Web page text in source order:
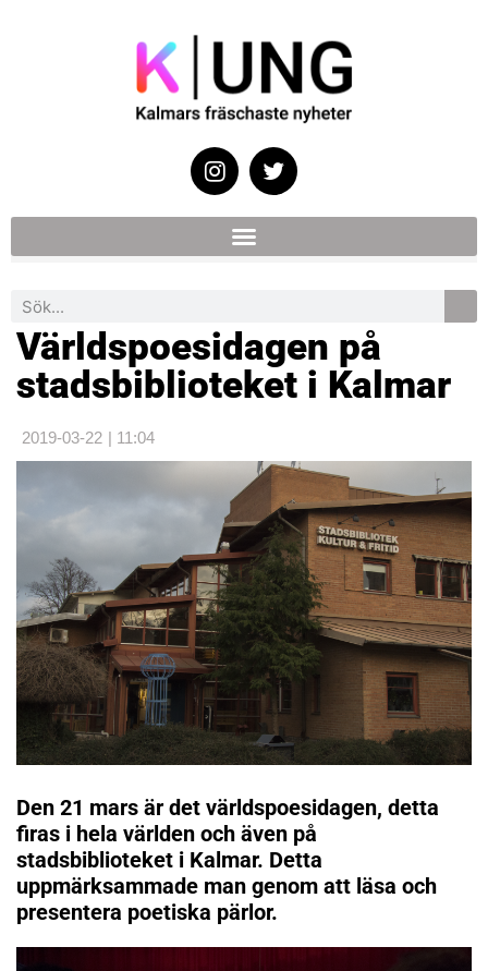
Världspoesidagen på
stadsbiblioteket i Kalmar
2019-03-22 | 11:04
Den 21 mars är det världspoesidagen, detta
firas i hela världen och även på
stadsbiblioteket i Kalmar. Detta
uppmärksammade man genom att läsa och
presentera poetiska pärlor.